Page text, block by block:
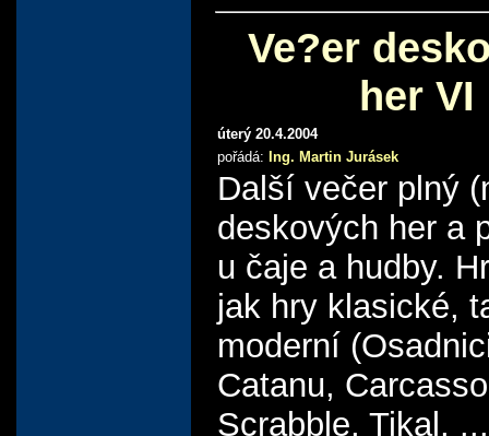
Ve?er
her VI
úterý 20.4.2004
pořádá: Ing. Martin Jurásek
Další večer plný
deskových her a
u čaje a hudby.
jak hry klasické,
moderní
Catanu,
Scrabble, Tikal,